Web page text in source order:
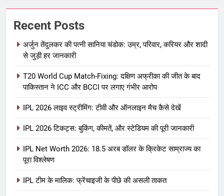
Recent Posts
अर्जुन तेंदुलकर की पत्नी सानिया चंडोक: उम्र, परिवार, करियर और शादी
से जुड़ी हर जानकारी
T20 World Cup Match-Fixing: दक्षिण अफ्रीका की जीत के बाद
पाकिस्तान ने ICC और BCCI पर लगाए गंभीर आरोप
IPL 2026 लाइव स्ट्रीमिंग: टीवी और ऑनलाइन मैच कैसे देखें
IPL 2026 टिकट्स: बुकिंग, कीमतें, और स्टेडियम की पूरी जानकारी
IPL Net Worth 2026: 18.5 अरब डॉलर के क्रिकेट साम्राज्य का
पूरा विश्लेषण
IPL टीम के मालिक: फ्रेंचाइजी के पीछे की असली ताकत
IPL Net Worth 2026: 18.5 अरब डॉलर
आईपीएल 2026 क्रिकेट